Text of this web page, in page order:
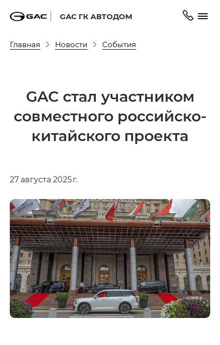
GAC ГК АВТОДОМ
Главная Новости События
GAC стал участником
совместного российско-
китайского проекта
27 августа 2025 г.